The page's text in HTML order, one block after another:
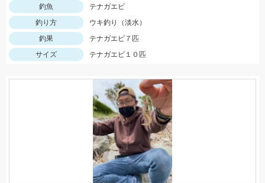
釣魚
テナガエビ
釣り方
ウキ釣り（淡水）
釣果
テナガエビ７匹
サイズ
テナガエビ１０匹